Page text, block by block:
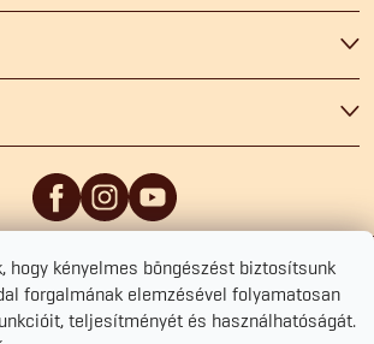
hogy kényelmes böngészést biztosítsunk
forgalmának elemzésével folyamatosan
teljesítményét és használhatóságát.